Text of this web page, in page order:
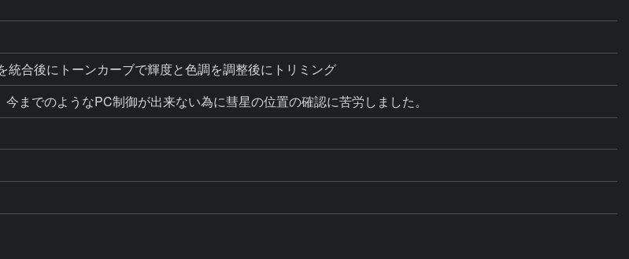
統合後にトーンカーブで輝度と色調を調整後にトリミング
までのようなPC制御が出来ない為に彗星の位置の確認に苦労しました。